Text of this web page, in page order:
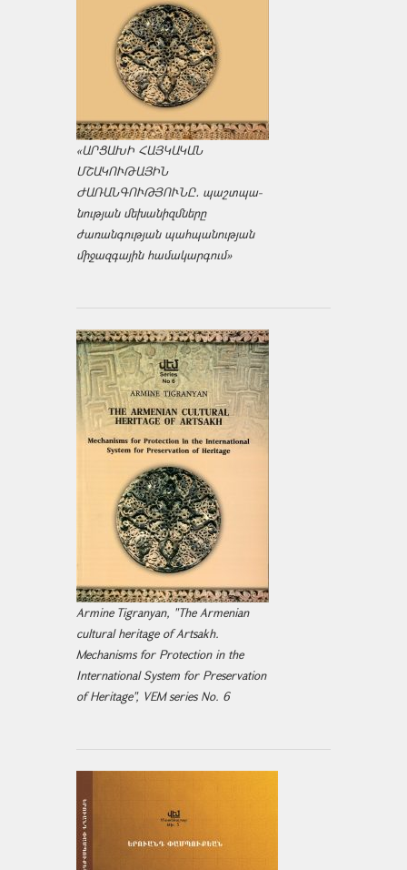
«ԱՐՑԱԽԻ ՀԱՅԿԱԿԱՆ
ՄՇԱԿՈՒԹԱՅԻՆ
ԺԱՌԱՆԳՈՒԹՅՈՒՆԸ․ պաշտպա­
նության մեխանիզմները
ժառանգության պահպանության
միջազ­գային համակարգում»
Armine Tigranyan, "The Armenian
cultural heritage of Artsakh.
Mechanisms for Protection in the
International System for Preservation
of Heritage", VEM series No. 6